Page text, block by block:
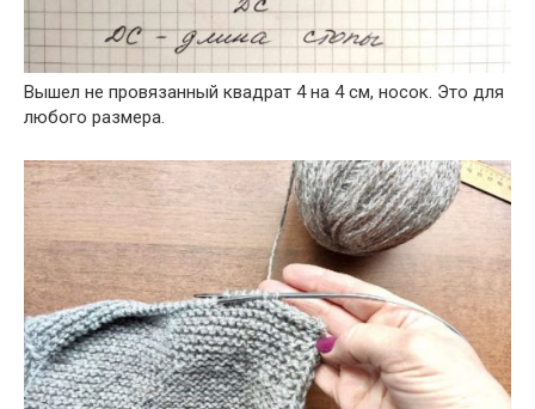
Вышел не провязанный квадрат 4 на 4 см, носок. Это для
любого размера.